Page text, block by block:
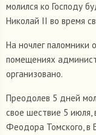
молился ко Господу
Николай II во время
На ночлег паломники
помещениях
организовано.
Преодолев 5 дней
свое шествие 5 июля,
Феодора Томского, в